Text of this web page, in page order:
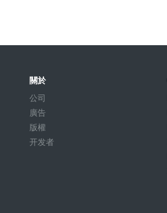
關於
公司
廣告
版權
开发者